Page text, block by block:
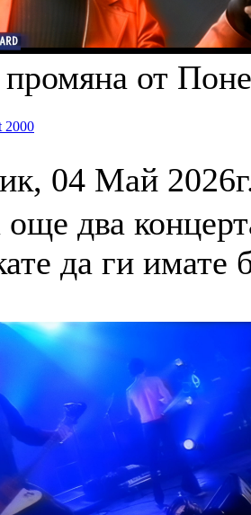
от
2000
04 Май
още два
да ги